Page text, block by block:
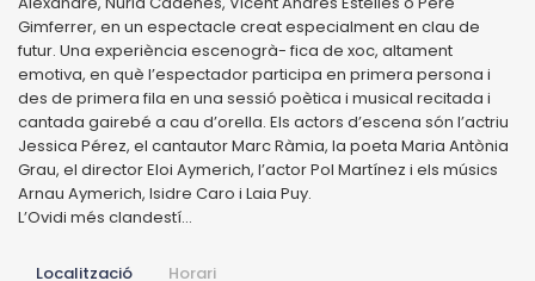
Gimferrer, en un espectacle creat especialment en clau de
futur. Una experiència escenogrà- fica de xoc, altament
emotiva, en què l’espectador participa en primera persona i
des de primera fila en una sessió poètica i musical recitada i
cantada gairebé a cau d’orella. Els actors d’escena són l’actriu
Jessica Pérez, el cantautor Marc Ràmia, la poeta Maria Antònia
Grau, el director Eloi Aymerich, l’actor Pol Martínez i els músics
Arnau Aymerich, Isidre Caro i Laia Puy.
L’Ovidi més clandestí…
Localització Horari